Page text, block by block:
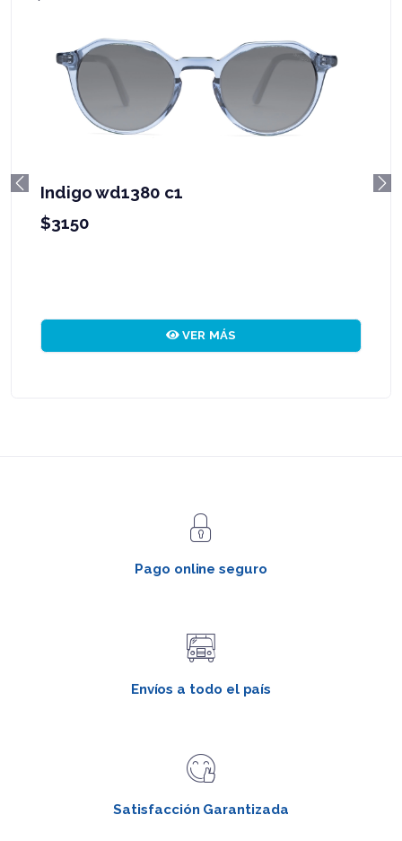
Indigo wd1380 c1
$3150
VER MÁS
Previous
Pago online seguro
Envíos a todo el país
Satisfacción Garantizada